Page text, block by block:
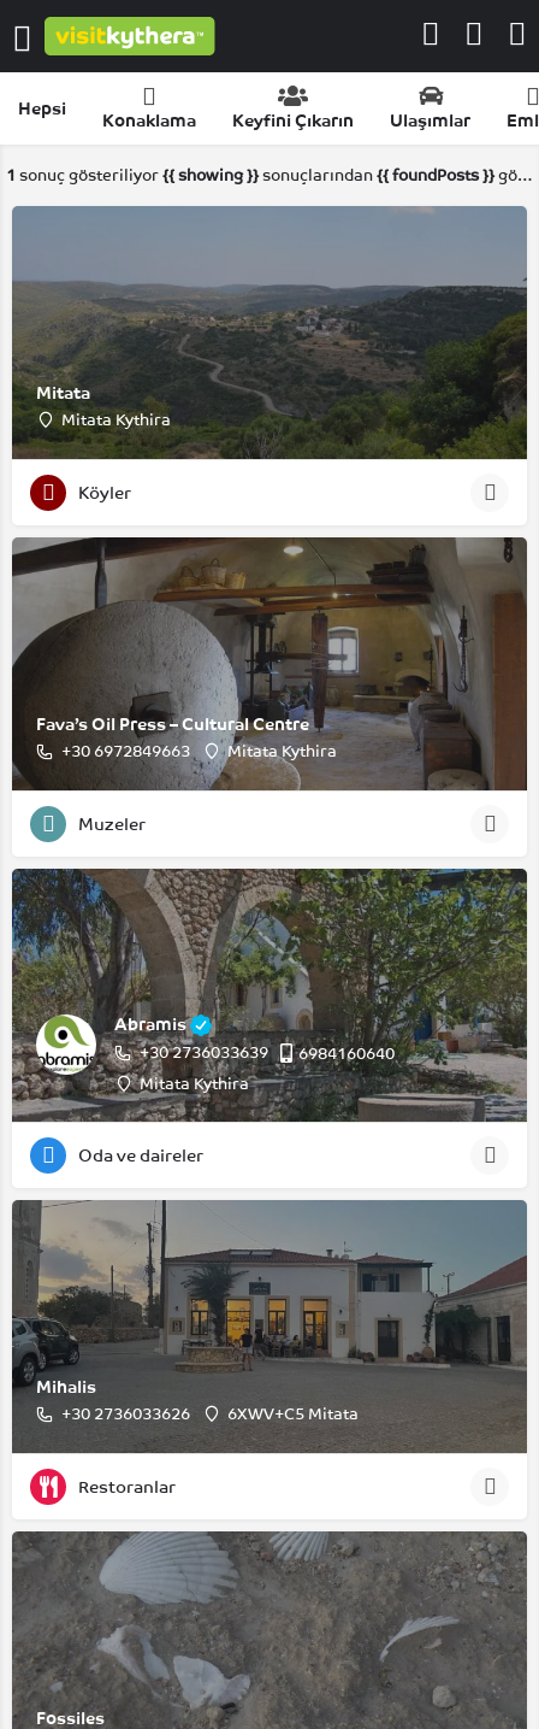
Hepsi
Konaklama Keyfini Çıkarın Ulaşımlar
1 sonuç gösteriliyor {{ showing }}sonuçlarından {{ foundPosts }}gösteriliyor
Mitata
Mitata Kythira
Köyler
Fava’s Oil Press – Cultural Centre
‭+30 6972849663‬ Mitata Kythira
Muzeler
Abramis
+30 2736033639
6984160640
Mitata Kythira
Oda ve daireler
Mihalis
+30 2736033626 6XWV+C5 Mitata
Restoranlar
Fossiles